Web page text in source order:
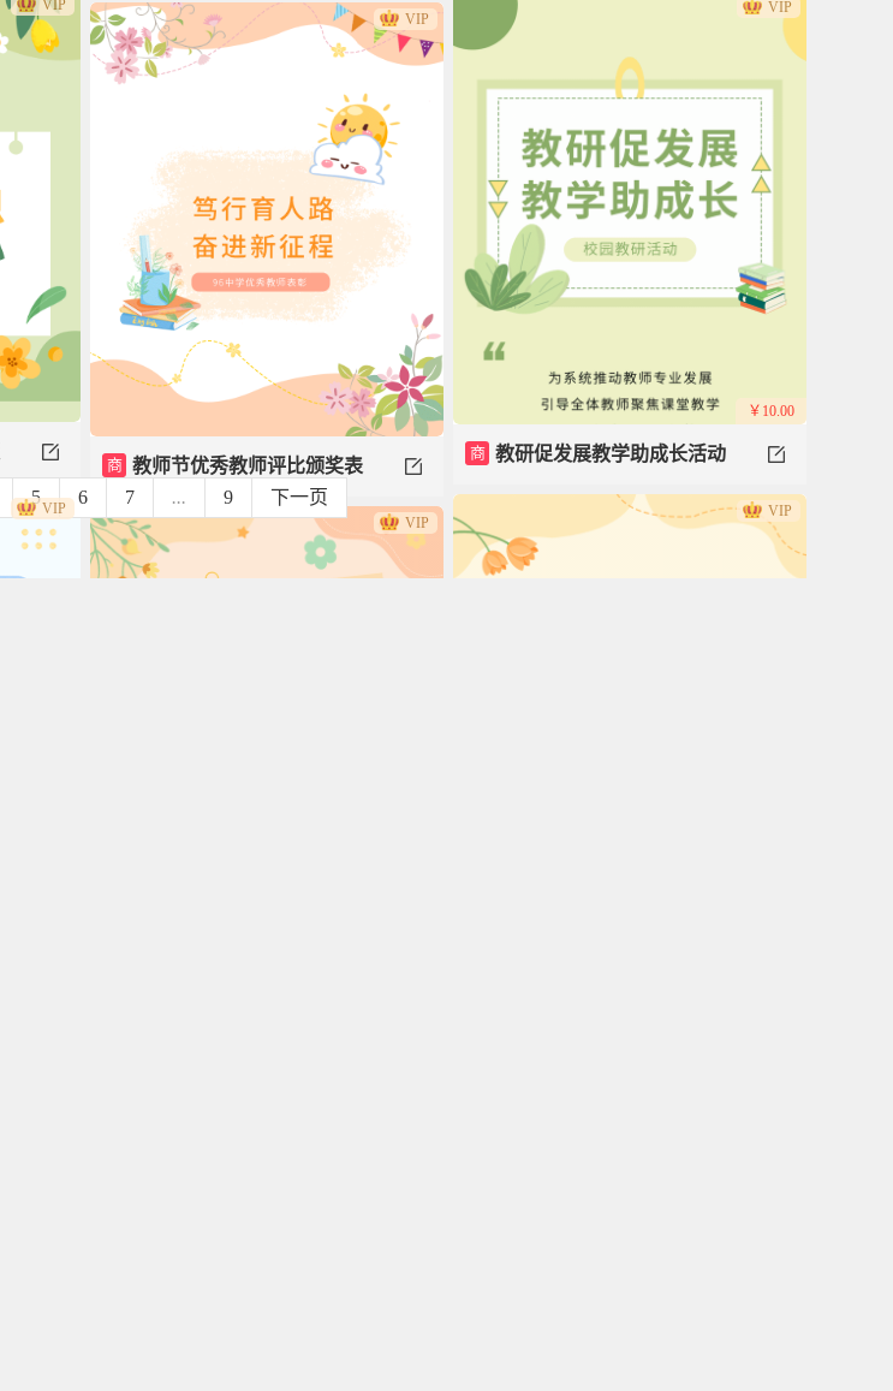
VIP VIP
￥10.00
商 教研促发展教学助成长活动
VIP
商 教师节优秀教师评比颁奖表
彰模板
VIP VIP
VIP
5 6 7 ... 9 下一页